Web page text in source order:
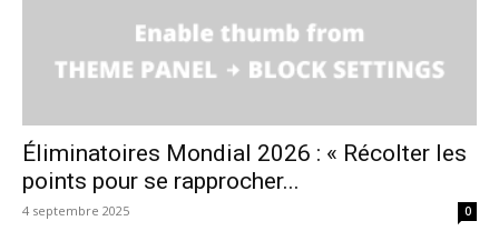
Éliminatoires Mondial 2026 : « Récolter les
points pour se rapprocher...
4 septembre 2025 0